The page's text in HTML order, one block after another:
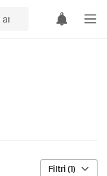
Filtri (1)